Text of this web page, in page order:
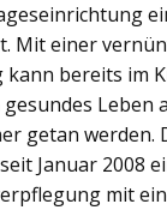
Mit einer
kann bereits im
Leben
getan werden.
Januar 2008
mit